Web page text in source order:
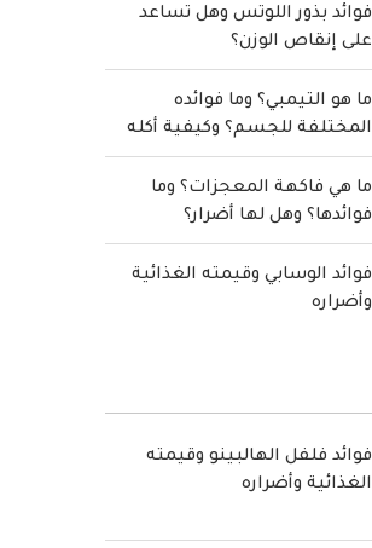
فوائد بذور اللوتس وهل تساعد
على إنقاص الوزن؟
ما هو التيمبي؟ وما فوائده
المختلفة للجسم؟ وكيفية أكله
ما هي فاكهة المعجزات؟ وما
فوائدها؟ وهل لها أضرار؟
فوائد الوسابي وقيمته الغذائية
وأضراره
فوائد فلفل الهالبينو وقيمته
الغذائية وأضراره